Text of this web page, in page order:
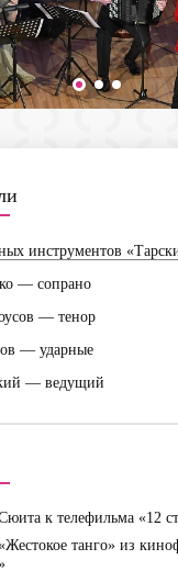
инструментов
— сопрано
— тенор
— ударные
— ведущий
к телефильма «12
танго» из